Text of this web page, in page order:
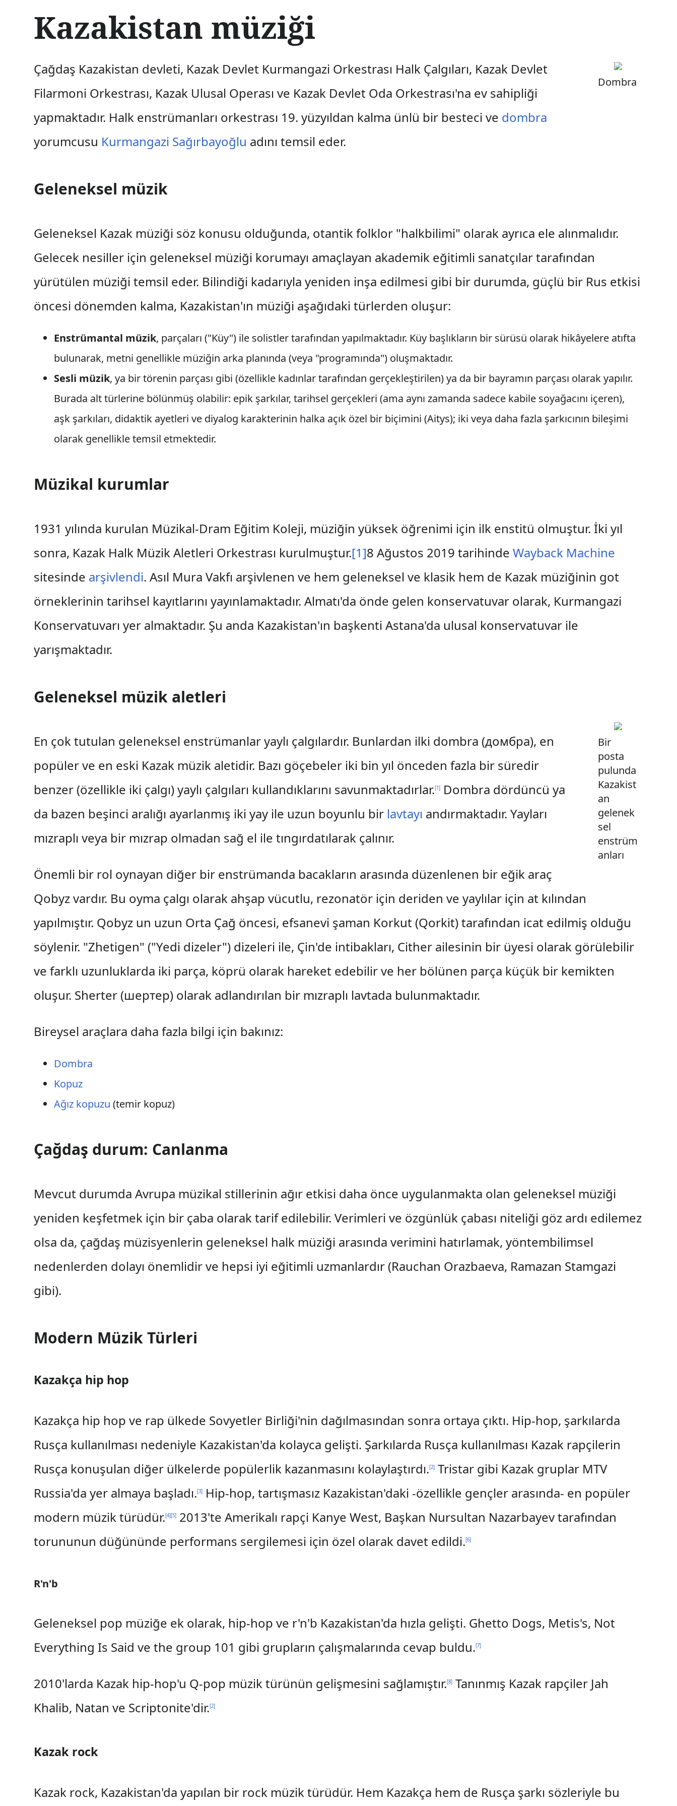
ç
r
e
t
a
Kazakistan müziği
Dombra
Çağdaş Kazakistan devleti, Kazak Devlet Kurmangazi Orkestrası Halk Çalgıları, Kazak Devlet
Filarmoni Orkestrası, Kazak Ulusal Operası ve Kazak Devlet Oda Orkestrası'na ev sahipliği
yapmaktadır. Halk enstrümanları orkestrası 19. yüzyıldan kalma ünlü bir besteci ve dombra
yorumcusu Kurmangazi Sağırbayoğlu adını temsil eder.
Geleneksel müzik
Geleneksel Kazak müziği söz konusu olduğunda, otantik folklor "halkbilimi" olarak ayrıca ele alınmalıdır.
Gelecek nesiller için geleneksel müziği korumayı amaçlayan akademik eğitimli sanatçılar tarafından
yürütülen müziği temsil eder. Bilindiği kadarıyla yeniden inşa edilmesi gibi bir durumda, güçlü bir Rus etkisi
öncesi dönemden kalma, Kazakistan'ın müziği aşağıdaki türlerden oluşur:
Enstrümantal müzik, parçaları ("Küy") ile solistler tarafından yapılmaktadır. Küy başlıkların bir sürüsü olarak hikâyelere atıfta
bulunarak, metni genellikle müziğin arka planında (veya "programında") oluşmaktadır.
Sesli müzik, ya bir törenin parçası gibi (özellikle kadınlar tarafından gerçekleştirilen) ya da bir bayramın parçası olarak yapılır.
Burada alt türlerine bölünmüş olabilir: epik şarkılar, tarihsel gerçekleri (ama aynı zamanda sadece kabile soyağacını içeren),
aşk şarkıları, didaktik ayetleri ve diyalog karakterinin halka açık özel bir biçimini (Aitys); iki veya daha fazla şarkıcının bileşimi
olarak genellikle temsil etmektedir.
Müzikal kurumlar
1931 yılında kurulan Müzikal-Dram Eğitim Koleji, müziğin yüksek öğrenimi için ilk enstitü olmuştur. İki yıl
sonra, Kazak Halk Müzik Aletleri Orkestrası kurulmuştur.[1]8 Ağustos 2019 tarihindeWayback Machine
sitesinde arşivlendi. Asıl Mura Vakfı arşivlenen ve hem geleneksel ve klasik hem de Kazak müziğinin got
örneklerinin tarihsel kayıtlarını yayınlamaktadır. Almatı'da önde gelen konservatuvar olarak, Kurmangazi
Konservatuvarı yer almaktadır. Şu anda Kazakistan'ın başkenti Astana'da ulusal konservatuvar ile
yarışmaktadır.
Geleneksel müzik aletleri
Bir
posta
pulunda
Kazakist
an
gelenek
sel
enstrüm
anları
En çok tutulan geleneksel enstrümanlar yaylı çalgılardır. Bunlardan ilki dombra (домбра), en
popüler ve en eski Kazak müzik aletidir. Bazı göçebeler iki bin yıl önceden fazla bir süredir
benzer (özellikle iki çalgı) yaylı çalgıları kullandıklarını savunmaktadırlar.[1]
Dombra dördüncü ya
da bazen beşinci aralığı ayarlanmış iki yay ile uzun boyunlu bir lavtayı andırmaktadır. Yayları
mızraplı veya bir mızrap olmadan sağ el ile tıngırdatılarak çalınır.
Önemli bir rol oynayan diğer bir enstrümanda bacakların arasında düzenlenen bir eğik araç
Qobyz vardır. Bu oyma çalgı olarak ahşap vücutlu, rezonatör için deriden ve yaylılar için at kılından
yapılmıştır. Qobyz un uzun Orta Çağ öncesi, efsanevi şaman Korkut (Qorkit) tarafından icat edilmiş olduğu
söylenir. "Zhetigen" ("Yedi dizeler") dizeleri ile, Çin'de intibakları, Cither ailesinin bir üyesi olarak görülebilir
ve farklı uzunluklarda iki parça, köprü olarak hareket edebilir ve her bölünen parça küçük bir kemikten
oluşur. Sherter (шертер) olarak adlandırılan bir mızraplı lavtada bulunmaktadır.
Bireysel araçlara daha fazla bilgi için bakınız:
Dombra
Kopuz
Ağız kopuzu (temir kopuz)
Çağdaş durum: Canlanma
Mevcut durumda Avrupa müzikal stillerinin ağır etkisi daha önce uygulanmakta olan geleneksel müziği
yeniden keşfetmek için bir çaba olarak tarif edilebilir. Verimleri ve özgünlük çabası niteliği göz ardı edilemez
olsa da, çağdaş müzisyenlerin geleneksel halk müziği arasında verimini hatırlamak, yöntembilimsel
nedenlerden dolayı önemlidir ve hepsi iyi eğitimli uzmanlardır (Rauchan Orazbaeva, Ramazan Stamgazi
gibi).
Modern Müzik Türleri
Kazakça hip hop
Kazakça hip hop ve rap ülkede Sovyetler Birliği'nin dağılmasından sonra ortaya çıktı. Hip-hop, şarkılarda
Rusça kullanılması nedeniyle Kazakistan'da kolayca gelişti. Şarkılarda Rusça kullanılması Kazak rapçilerin
Rusça konuşulan diğer ülkelerde popülerlik kazanmasını kolaylaştırdı.[2] Tristar gibi Kazak gruplar MTV
Russia'da yer almaya başladı.[3]
Hip-hop, tartışmasız Kazakistan'daki -özellikle gençler arasında- en popüler
modern müzik türüdür.[4][5] 2013'te Amerikalı rapçi Kanye West, Başkan Nursultan Nazarbayev tarafından
torununun düğününde performans sergilemesi için özel olarak davet edildi.[6]
R'n'b
Geleneksel pop müziğe ek olarak, hip-hop ve r'n'b Kazakistan'da hızla gelişti. Ghetto Dogs, Metis's, Not
Everything Is Said ve the group 101 gibi grupların çalışmalarında cevap buldu.[7]
2010'larda Kazak hip-hop'u Q-pop müzik türünün gelişmesini sağlamıştır.[8] Tanınmış Kazak rapçiler Jah
Khalib, Natan ve Scriptonite'dir.[2]
Kazak rock
Kazak rock, Kazakistan'da yapılan bir rock müzik türüdür. Hem Kazakça hem de Rusça şarkı sözleriyle bu